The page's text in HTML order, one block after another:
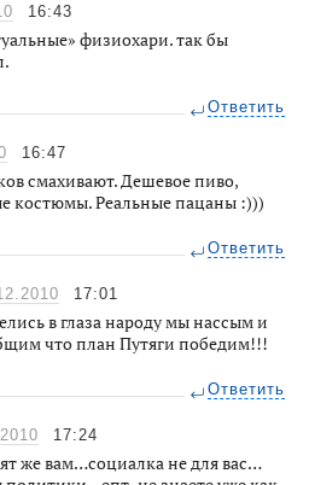
16:43
физиохари. так бы
Ответить
16:47
смахивают. Дешевое пиво,
костюмы. Реальные пацаны :)))
Ответить
17:01
в глаза народу мы нассым и
что план Путяги победим!!!
Ответить
17:24
же вам…социалка не для вас…